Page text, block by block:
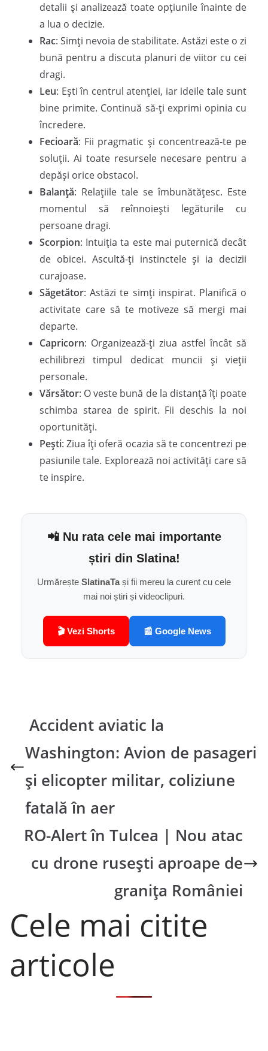
detalii și analizează toate opțiunile înainte de
a lua o decizie.
Rac: Simți nevoia de stabilitate. Astăzi este o zi
bună pentru a discuta planuri de viitor cu cei
dragi.
Leu: Ești în centrul atenției, iar ideile tale sunt
bine primite. Continuă să-ți exprimi opinia cu
încredere.
Fecioară: Fii pragmatic și concentrează-te pe
soluții. Ai toate resursele necesare pentru a
depăși orice obstacol.
Balanță: Relațiile tale se îmbunătățesc. Este
momentul să reînnoiești legăturile cu
persoane dragi.
Scorpion: Intuiția ta este mai puternică decât
de obicei. Ascultă-ți instinctele și ia decizii
curajoase.
Săgetător: Astăzi te simți inspirat. Planifică o
activitate care să te motiveze să mergi mai
departe.
Capricorn: Organizează-ți ziua astfel încât să
echilibrezi timpul dedicat muncii și vieții
personale.
Vărsător: O veste bună de la distanță îți poate
schimba starea de spirit. Fii deschis la noi
oportunități.
Pești: Ziua îți oferă ocazia să te concentrezi pe
pasiunile tale. Explorează noi activități care să
te inspire.
📲 Nu rata cele mai importante
știri din Slatina!
Urmărește SlatinaTași fii mereu la curent cu cele
mai noi știri și videoclipuri.
🎬 Vezi Shorts 📰 Google News
Accident aviatic la
Washington: Avion de pasageri
și elicopter militar, coliziune
fatală în aer
RO-Alert în Tulcea | Nou atac
cu drone rusești aproape de
granița României
Cele mai citite
articole